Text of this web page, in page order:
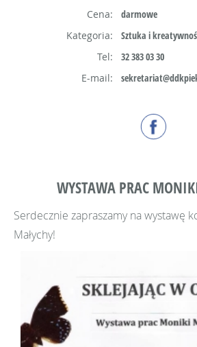
Cena:
darmowe
Kategoria:
Sztuka i
Tel:
32 383 03 30
E-mail:
WYSTAWA PRAC
Serdecznie zapraszamy na wystawę
Małychy!